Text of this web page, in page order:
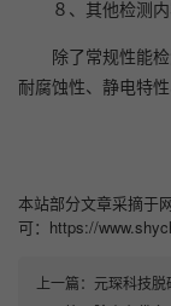
８、其他检测
除了常规性能
耐腐蚀性、静电特
本站部分文章采摘于
可：https://
上一篇： 元琛科技